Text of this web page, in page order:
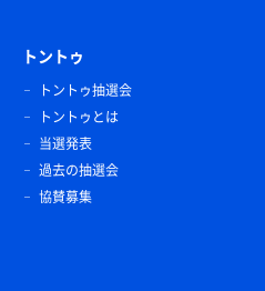
トントゥ
トントゥ抽選会
トントゥとは
当選発表
過去の抽選会
協賛募集